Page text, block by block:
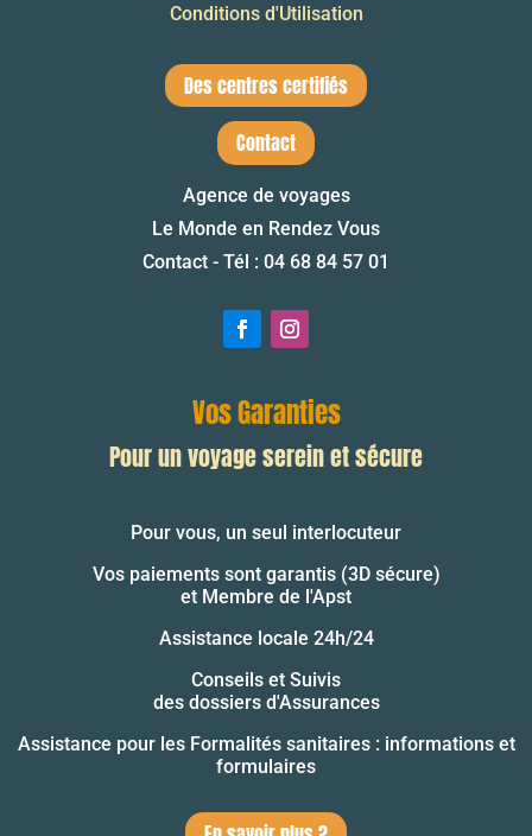
Conditions d'Utilisation
Des centres certifiés
Contact
Agence de voyages
Le Monde en Rendez Vous
Contact - Tél : 04 68 84 57 01
Vos Garanties
Pour un voyage serein et sécure
Pour vous, un seul interlocuteur
Vos paiements sont garantis (3D sécure)
et Membre de l'Apst
Assistance locale 24h/24
Conseils et Suivis
des dossiers d'Assurances
Assistance pour les Formalités sanitaires : informations et
formulaires